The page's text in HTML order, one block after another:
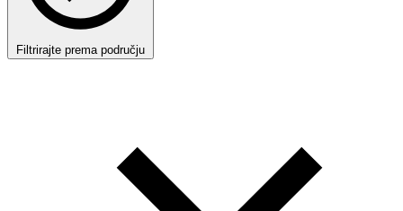
Filtrirajte prema području